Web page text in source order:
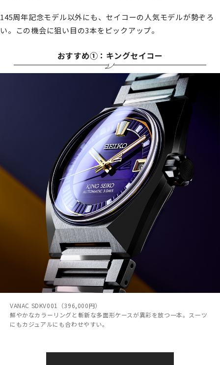
145周年記念モデル以外にも、セイコーの人気モデルが勢ぞろ
い。この機会に狙い目の3本をピックアップ。
おすすめ①：キングセイコー
VANAC SDKV001（396,000円）
鮮やかなカラーリングと斬新な多面形ケースが異彩を放つ一本。スーツ
にもカジュアルにも合わせやすい。